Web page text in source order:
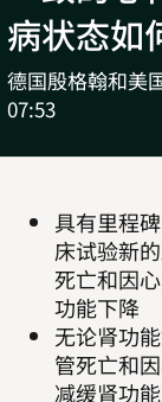
病状态如
德国殷格翰和美
07:53
具有里程
床试验新
死亡和因
功能下降
无论肾功
管死亡和
减缓肾功